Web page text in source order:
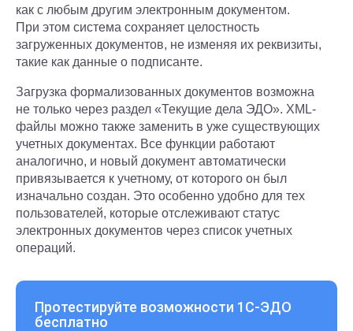
как с любым другим электронным документом.
При этом система сохраняет целостность
загруженных документов, не изменяя их реквизиты,
такие как данные о подписанте.
Загрузка формализованных документов возможна
не только через раздел «Текущие дела ЭДО». XML-
файлы можно также заменить в уже существующих
учетных документах. Все функции работают
аналогично, и новый документ автоматически
привязывается к учетному, от которого он был
изначально создан. Это особенно удобно для тех
пользователей, которые отслеживают статус
электронных документов через список учетных
операций.
Протестируйте возможности 1С‑ЭДО
бесплатно